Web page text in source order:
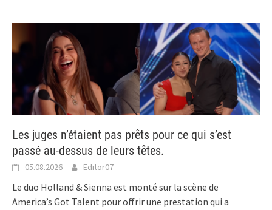
Les juges n’étaient pas prêts pour ce qui s’est
passé au-dessus de leurs têtes.
05.08.2026 Editor07
Le duo Holland & Sienna est monté sur la scène de
America’s Got Talent pour offrir une prestation qui a